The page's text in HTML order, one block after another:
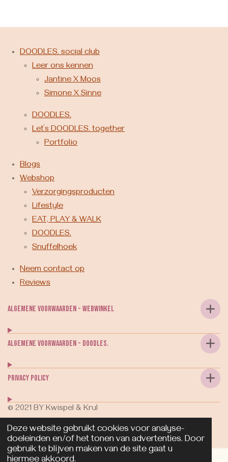
Deze website gebruikt cookies voor analyse-
doeleinden en/of het tonen van advertenties. Door
gebruik te blijven maken van de site gaat u
DOODLES. social club
Leer ons kennen
Jantine X Moos
Simone X Sinne
DOODLES.
Let’s DOODLES. together
Portfolio
Blogs
Webshop
Verzorgingsproducten
Lifestyle
EAT, PLAY & WALK
DOODLES.
Snuffelhoek
Neem contact op
Reviews
Algemene voorwaarden - webwinkel
Algemene voorwaarden - DOODLES.
Privacy Policy
© 2021 BY Kwispel & Krul
Powered by JouwWeb